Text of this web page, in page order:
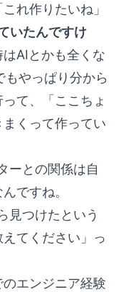
れ作りたいね」
いたんですけ
はAIとかも全くな
やっぱり分から
て、「ここちょ
くって作ってい
ーとの関係は自
ですね。
見つけたという
てください」っ
エンジニア経験